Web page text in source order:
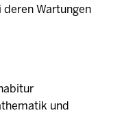
Wartungen
und